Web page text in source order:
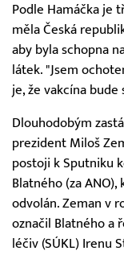
Podle Hamáčka je
měla Česká
aby byla schopna
látek. "Jsem
je, že vakcína
Dlouhodobým
prezident Miloš
postoji k Sputniku
Blatného (za
odvolán. Zeman v
označil Blatného a
léčiv (SÚKL) Irenu